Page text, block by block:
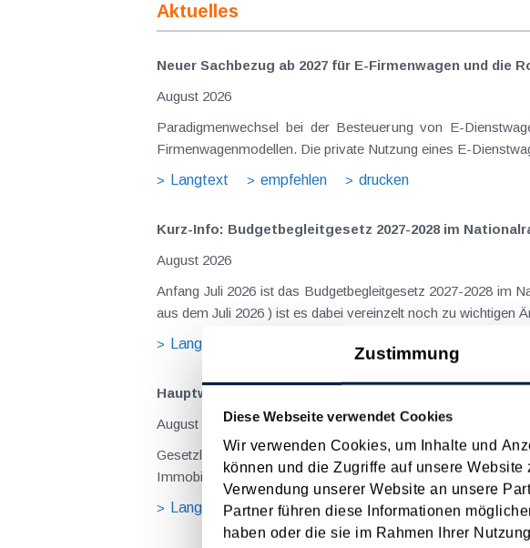
Zustimmung
Diese Webseite verwendet Cookies
Wir verwenden Cookies, um Inhalte und
können und die Zugriffe auf unsere
Verwendung unserer Website an unsere
Partner führen diese Informationen
haben oder die sie im Rahmen Ihrer
Aktuelles
Neuer Sachbezug ab 2027 für E-Firmenwagen und die
August 2026
Paradigmenwechsel bei der Besteuerung von E-Dienstwagen Über Jahre hinweg galten reine Elektrofahrzeuge als steuerlicher
Firmenwagenmodellen. Die private Nutzung eines E-
Langtext
empfehlen drucken
Kurz-Info: Budgetbegleitgesetz 2027-2028 im
August 2026
Anfang Juli 2026 ist das Budgetbegleitgesetz 2027-2028 im
Langtext
drucken
Hauptwohnsitz​­befreiung – Verfügungsgewalt muss
August 2026
Gesetzliche Grundlagen der Hauptwohnsitzbefreiung Eine Ausnahme von der bei privaten Grundstücksveräußerungen regelmäßig anfallenden
Immobilienertragsteuer (ImmoESt) liegt dann vor, wenn die
Langtext
empfehlen drucken